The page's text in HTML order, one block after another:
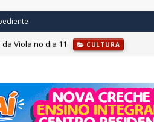
Viola no dia 11 CULTURA